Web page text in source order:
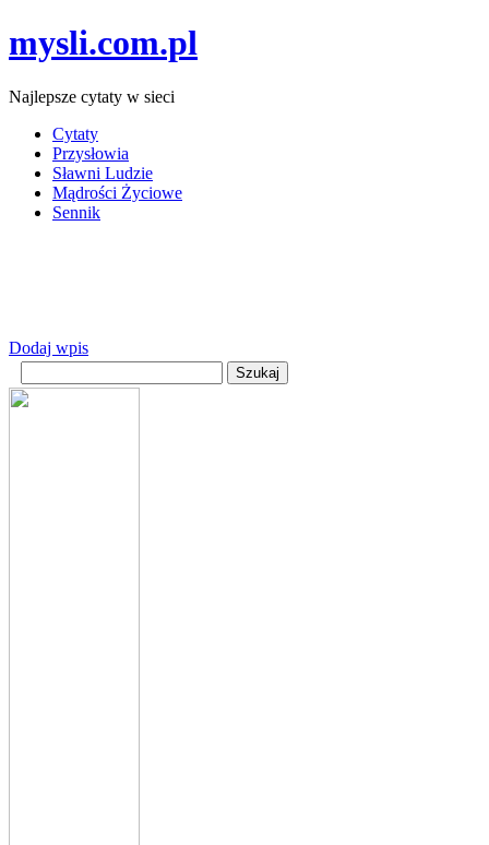
mysli.com.pl
Najlepsze cytaty w sieci
Cytaty
Przysłowia
Sławni Ludzie
Mądrości Życiowe
Sennik
Dodaj wpis